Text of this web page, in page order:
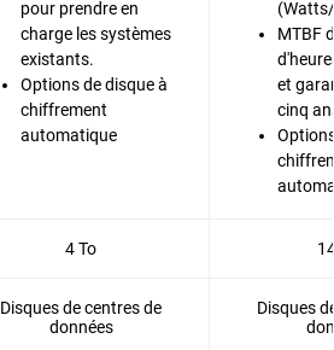
pour prendre en
charge les systèmes
existants.
Options de disque à
chiffrement
automatique
MTBF
et
cinq
4 To
Disques de centres de
données
Disques